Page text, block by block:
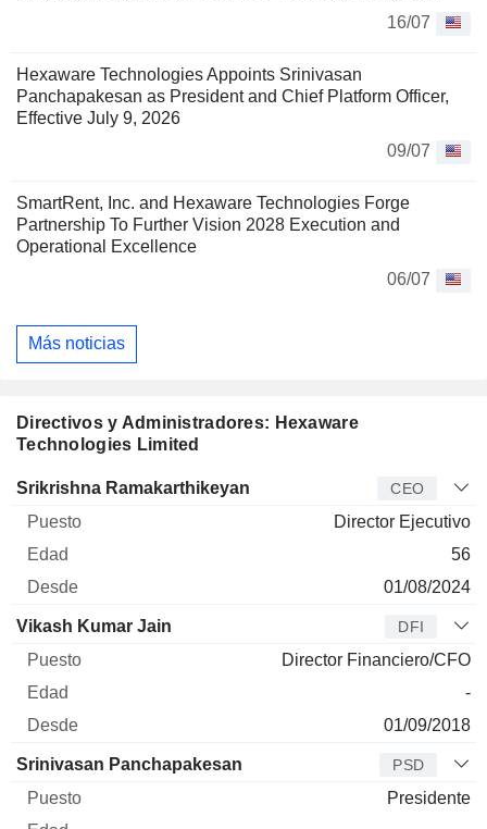
16/07
Hexaware Technologies Appoints Srinivasan
Panchapakesan as President and Chief Platform Officer,
Effective July 9, 2026
09/07
SmartRent, Inc. and Hexaware Technologies Forge
Partnership To Further Vision 2028 Execution and
Operational Excellence
06/07
Más noticias
Directivos y Administradores: Hexaware
Technologies Limited
Director Puesto Edad Desde
Srikrishna Ramakarthikeyan CEO
Director Ejecutivo
56
01/08/2024
Vikash Kumar Jain DFI
Director Financiero/CFO
-
01/09/2018
Srinivasan Panchapakesan PSD
Presidente